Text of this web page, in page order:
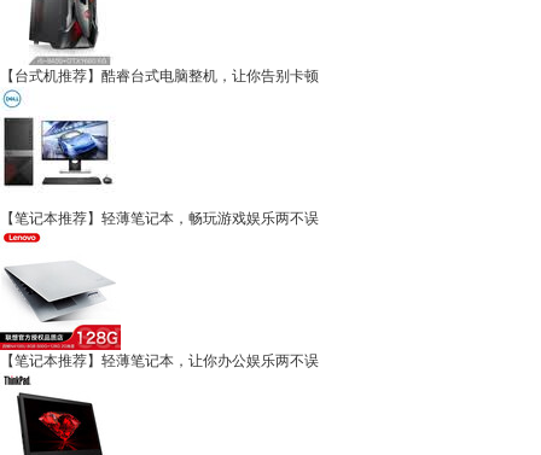
【台式机推荐】酷睿台式电脑整机，让你告别卡顿
【笔记本推荐】轻薄笔记本，畅玩游戏娱乐两不误
【笔记本推荐】轻薄笔记本，让你办公娱乐两不误